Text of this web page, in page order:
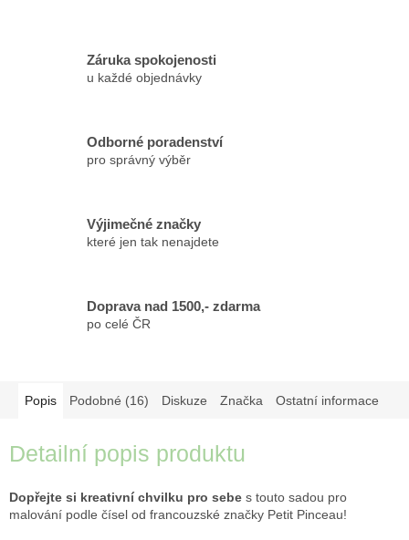
Záruka spokojenosti
u každé objednávky
Odborné poradenství
pro správný výběr
Výjimečné značky
které jen tak nenajdete
Doprava nad 1500,- zdarma
po celé ČR
Popis Podobné (16) Diskuze Značka Ostatní informace
Detailní popis produktu
Dopřejte si kreativní chvilku pro sebe s touto sadou pro
malování podle čísel od francouzské značky Petit Pinceau!